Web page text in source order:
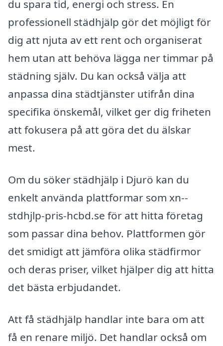
du spara tid, energi och stress. En
professionell städhjälp gör det möjligt för
dig att njuta av ett rent och organiserat
hem utan att behöva lägga ner timmar på
städning själv. Du kan också välja att
anpassa dina städtjänster utifrån dina
specifika önskemål, vilket ger dig friheten
att fokusera på att göra det du älskar
mest.
Om du söker städhjälp i Djurö kan du
enkelt använda plattformar som xn--
stdhjlp-pris-hcbd.se för att hitta företag
som passar dina behov. Plattformen gör
det smidigt att jämföra olika städfirmor
och deras priser, vilket hjälper dig att hitta
det bästa erbjudandet.
Att få städhjälp handlar inte bara om att
få en renare miljö. Det handlar också om